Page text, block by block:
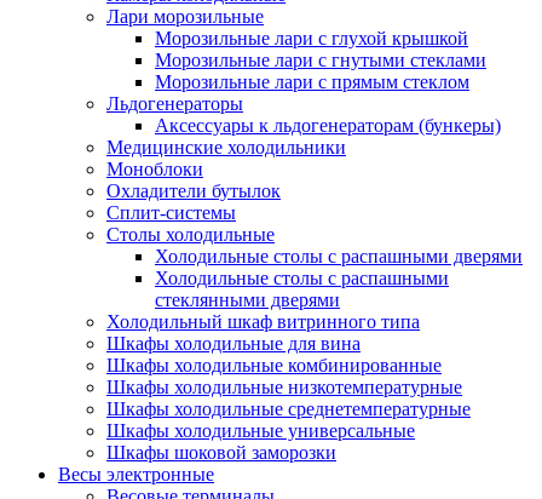
Лари морозильные
Морозильные лари с глухой крышкой
Морозильные лари с гнутыми стеклами
Морозильные лари с прямым стеклом
Льдогенераторы
Аксессуары к льдогенераторам (бункеры)
Медицинские холодильники
Моноблоки
Охладители бутылок
Сплит-системы
Столы холодильные
Холодильные столы с распашными дверями
Холодильные столы с распашными
стеклянными дверями
Холодильный шкаф витринного типа
Шкафы холодильные для вина
Шкафы холодильные комбинированные
Шкафы холодильные низкотемпературные
Шкафы холодильные среднетемпературные
Шкафы холодильные универсальные
Шкафы шоковой заморозки
Весы электронные